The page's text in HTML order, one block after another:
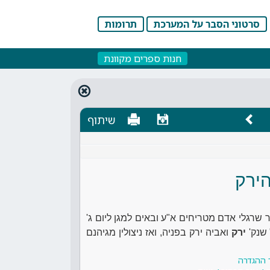
סרטוני הסבר על המערכת תרומות
חנות ספרים מקוונת
שיתוף
שרגלי אדם מטריחים א"ע ובאים למגן ליום ג'
שנק' ירק ואביה ירק בפניה, ואז ניצולין מגיהנם
ההגדרה